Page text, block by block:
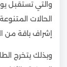
والتي تستقبل
الحالات
إشراف باقة من
وبذلك يتخرج